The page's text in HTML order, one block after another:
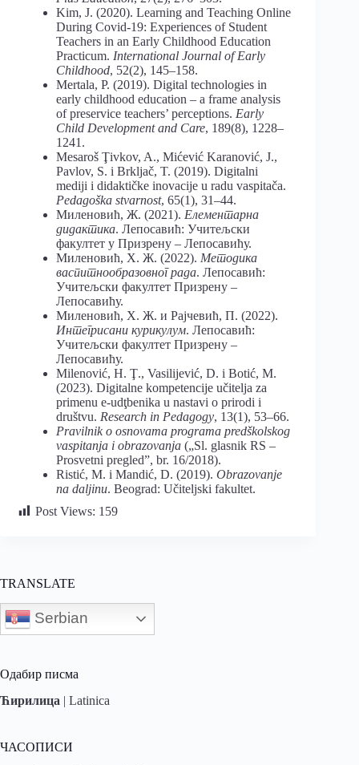
Kim, J. (2020). Learning and Teaching Online
During Covid-19: Experiences of Student
Teachers in an Early Childhood Education
Practicum. International Journal of Early
Childhood, 52(2), 145–158.
Mertala, P. (2019). Digital technologies in
early childhood education – a frame analysis
of preservice teachers’ perceptions. Early
Child Development and Care, 189(8), 1228–
1241.
Mesaroš Ţivkov, A., Mićević Karanović, J.,
Pavlov, S. i Brkljač, T. (2019). Digitalni
mediji i didaktičke inovacije u radu vaspitača.
Pedagoška stvarnost, 65(1), 31–44.
Миленовић, Ж. (2021). Елементарна
дидактика. Лепосавић: Учитељски
факултет у Призрену – Лепосавићу.
Миленовић, Х. Ж. (2022). Методика
васпитнообразовног рада. Лепосавић:
Учитељски факултет Призрену –
Лепосавићу.
Миленовић, Х. Ж. и Рајчевић, П. (2022).
Интегрисани курикулум. Лепосавић:
Учитељски факултет Призрену –
Лепосавићу.
Milenović, H. Ţ., Vasilijević, D. i Botić, M.
(2023). Digitalne kompetencije učitelja za
primenu e-udţbenika u nastavi o prirodi i
društvu. Research in Pedagogy, 13(1), 53–66.
Pravilnik o osnovama programa predškolskog
vaspitanja i obrazovanja („Sl. glasnik RS –
Prosvetni pregled”, br. 16/2018).
Ristić, M. i Mandić, D. (2019). Obrazovanje
na daljinu. Beograd: Učiteljski fakultet.
Post Views: 159
TRANSLATE
Serbian
Одабир писма
Ћирилица | Latinica
ЧАСОПИСИ